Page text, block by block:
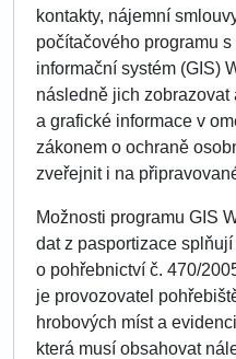
kontakty, nájemní
počítačového programu
informační systém (GIS)
následně jich
a grafické informace v
zákonem o ochraně
zveřejnit i na
Možnosti programu GIS
dat z pasportizace
o pohřebnictví č. 470/
je provozovatel
hrobových míst a
která musí obsahovat